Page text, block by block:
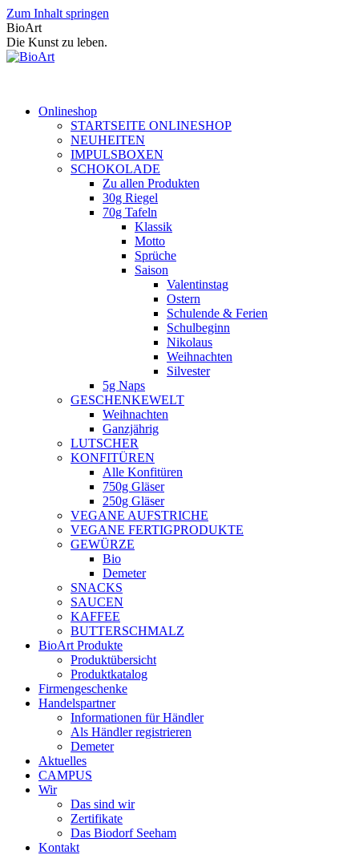
Zum Inhalt springen
BioArt
Die Kunst zu leben.
Onlineshop
STARTSEITE ONLINESHOP
NEUHEITEN
IMPULSBOXEN
SCHOKOLADE
Zu allen Produkten
30g Riegel
70g Tafeln
Klassik
Motto
Sprüche
Saison
Valentinstag
Ostern
Schulende & Ferien
Schulbeginn
Nikolaus
Weihnachten
Silvester
5g Naps
GESCHENKEWELT
Weihnachten
Ganzjährig
LUTSCHER
KONFITÜREN
Alle Konfitüren
750g Gläser
250g Gläser
VEGANE AUFSTRICHE
VEGANE FERTIGPRODUKTE
GEWÜRZE
Bio
Demeter
SNACKS
SAUCEN
KAFFEE
BUTTERSCHMALZ
BioArt Produkte
Produktübersicht
Produktkatalog
Firmengeschenke
Handelspartner
Informationen für Händler
Als Händler registrieren
Demeter
Aktuelles
CAMPUS
Wir
Das sind wir
Zertifikate
Das Biodorf Seeham
Kontakt